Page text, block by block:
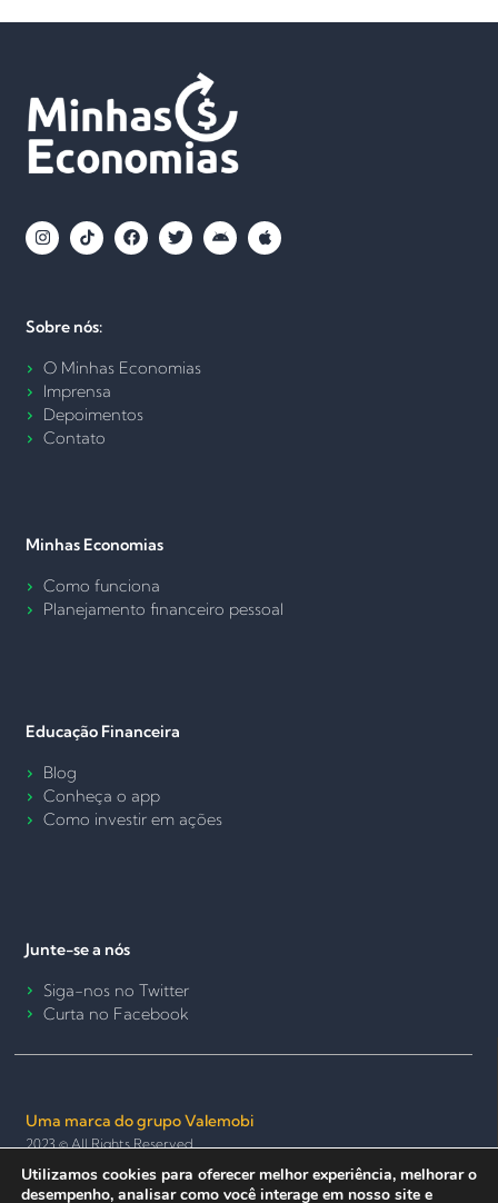
Sobre nós:
O Minhas Economias
Imprensa
Depoimentos
Contato
Minhas Economias
Como funciona
Planejamento financeiro pessoal
Educação Financeira
Blog
Conheça o app
Como investir em ações
Junte-se a nós
Siga-nos no Twitter
Curta no Facebook
Uma marca do grupo Valemobi
2023 © All Rights Reserved.
Termos de Uso e Política de PrivacidadePolítica de Cookies
Utilizamos cookies para oferecer melhor experiência, melhorar o
desempenho, analisar como você interage em nosso site e